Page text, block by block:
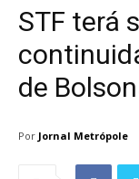
STF terá
de
Por Jornal Metrópole